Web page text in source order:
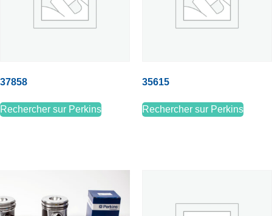
37858
Rechercher sur Perkins
35615
Rechercher sur Perkins